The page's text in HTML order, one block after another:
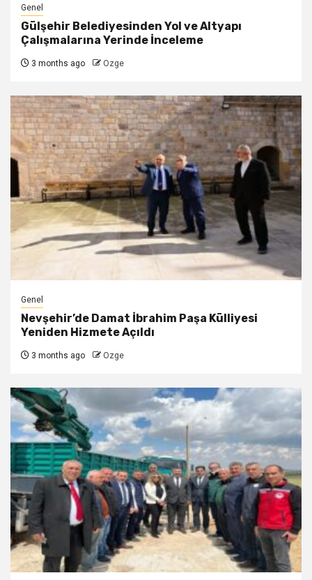
Genel
Gülşehir Belediyesinden Yol ve Altyapı
Çalışmalarına Yerinde İnceleme
3 months ago Ozge
Genel
Nevşehir’de Damat İbrahim Paşa Külliyesi
Yeniden Hizmete Açıldı
3 months ago Ozge